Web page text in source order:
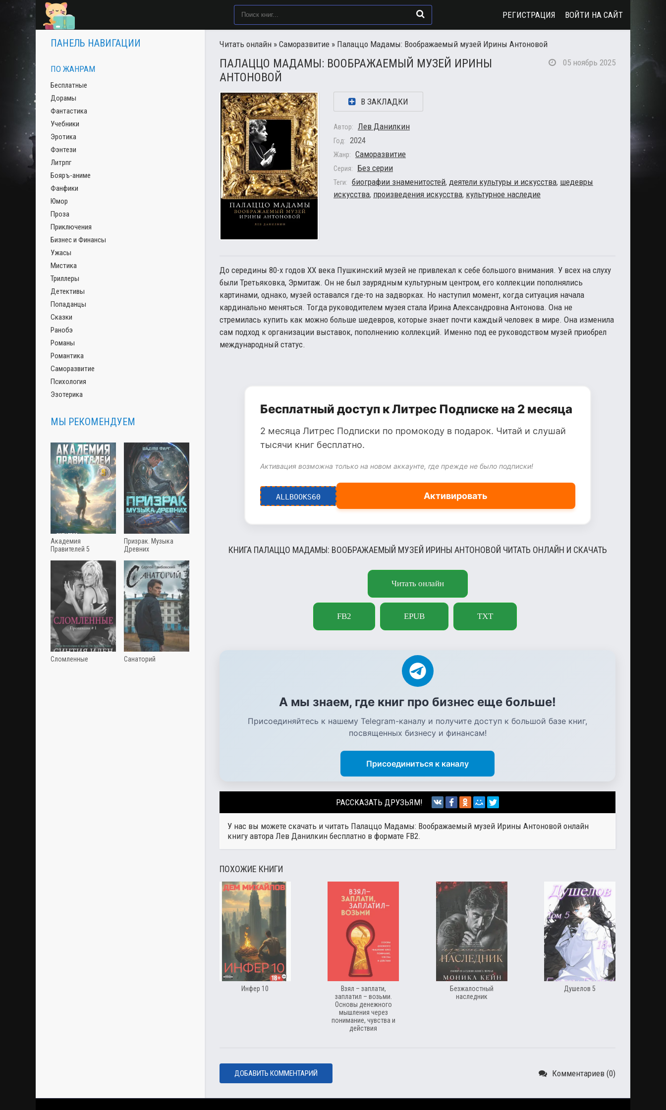
Читать онлайн » Саморазвитие » Палаццо Мадамы: Воображаемый музей Ирины Антоновой
ПАЛАЦЦО МАДАМЫ: ВООБРАЖАЕМЫЙ МУЗЕЙ ИРИНЫ
АНТОНОВОЙ
05 ноябрь 2025
В ЗАКЛАДКИ
Автор: Лев Данилкин
Год: 2024
Жанр: Саморазвитие
Серия: Без серии
Теги: биографии знаменитостей, деятели культуры и искусства, шедевры
искусства, произведения искусства, культурное наследие
До середины 80-х годов XX века Пушкинский музей не привлекал к себе большого внимания. У всех на слуху
были Третьяковка, Эрмитаж. Он не был заурядным культурным центром, его коллекции пополнялись
картинами, однако, музей оставался где-то на задворках. Но наступил момент, когда ситуация начала
кардинально меняться. Тогда руководителем музея стала Ирина Александровна Антонова. Она не
стремилась купить как можно больше шедевров, которые знает почти каждый человек в мире. Она изменила
сам подход к организации выставок, пополнению коллекций. Именно под ее руководством музей приобрел
международный статус.
Бесплатный доступ к Литрес Подписке на 2 месяца
2 месяца Литрес Подписки по промокоду в подарок. Читай и слушай
тысячи книг бесплатно.
Активация возможна только на новом аккаунте, где прежде не было подписки!
ALLBOOKS60 Активировать
КНИГА ПАЛАЦЦО МАДАМЫ: ВООБРАЖАЕМЫЙ МУЗЕЙ ИРИНЫ АНТОНОВОЙ ЧИТАТЬ ОНЛАЙН И СКАЧАТЬ
Читать онлайн
FB2 EPUB TXT
А мы знаем, где книг про бизнес еще больше!
Присоединяйтесь к нашему Telegram-каналу и получите доступ к большой базе книг,
посвященных бизнесу и финансам!
Присоединиться к каналу
РАССКАЗАТЬ ДРУЗЬЯМ!
У нас вы можете скачать и читать Палаццо Мадамы: Воображаемый музей Ирины Антоновой онлайн
книгу автора Лев Данилкин бесплатно в формате FB2.
ПОХОЖИЕ КНИГИ
Инфер 10
Взял – заплати,
заплатил – возьми.
Основы денежного
мышления через
понимание, чувства и
действия
Безжалостный
наследник
Душелов 5
ДОБАВИТЬ КОММЕНТАРИЙ Комментариев (0)
ПАНЕЛЬ НАВИГАЦИИ
ПО ЖАНРАМ
Бесплатные
Дорамы
Фантастика
Учебники
Эротика
Фэнтези
Литрпг
Бояръ-аниме
Фанфики
Юмор
Проза
Приключения
Бизнес и Финансы
Ужасы
Мистика
Триллеры
Детективы
Попаданцы
Сказки
Ранобэ
Романы
Романтика
Саморазвитие
Психология
Эзотерика
МЫ РЕКОМЕНДУЕМ
Академия
Правителей 5
Призрак. Музыка
Древних
Сломленные Санаторий
РЕГИСТРАЦИЯ ВОЙТИ НА САЙТ